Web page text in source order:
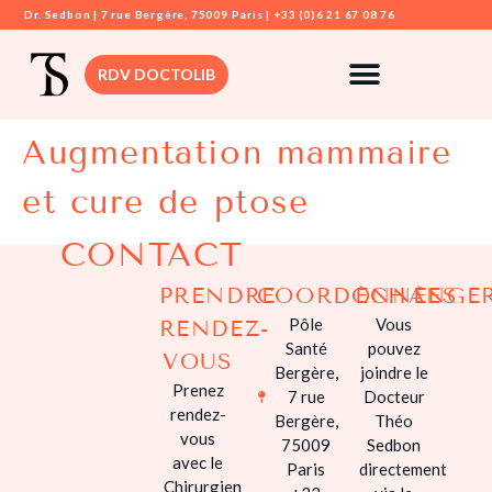
Dr. Sedbon | 7 rue Bergère, 75009 Paris | +33 (0)6 21 67 08 76
RDV DOCTOLIB
DR. SEDBON
CHIRURGIE
CHIRURGIE
SILHOUETTE
CHIRURGIE
INTIME
Augmentation mammaire
et cure de ptose
CONTACT
PRENDRE
RENDEZ-
VOUS
Prenez
rendez-
vous
avec le
Chirurgien
COORDONNÉES
Pôle
Santé
Bergère,
7 rue
Bergère,
75009
Paris
Vous
pouvez
joindre le
Docteur
Théo
Sedbon
directement